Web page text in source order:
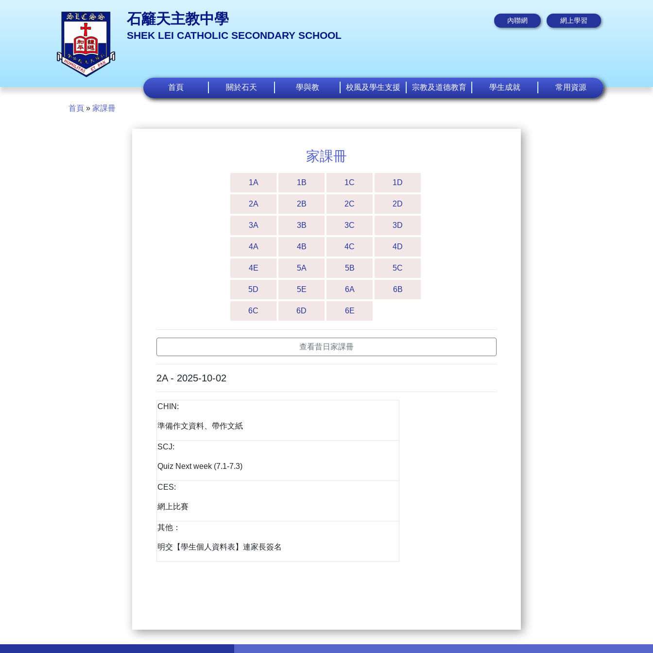
石籬天主教中學
SHEK LEI CATHOLIC SECONDARY SCHOOL
內聯網 網上學習
首頁 關於石天 學與教 校風及學生支援 宗教及道德教育 學生成就 常用資源
首頁 » 家課冊
家課冊
1A 1B 1C 1D
2A 2B 2C 2D
3A 3B 3C 3D
4A 4B 4C 4D
4E 5A 5B 5C
5D 5E 6A 6B
6C 6D 6E
查看昔日家課冊
2A - 2025-10-02
CHIN:
準備作文資料、帶作文紙
SCJ:
Quiz Next week (7.1-7.3)
CES:
網上比賽
其他：
明交【學生個人資料表】連家長簽名